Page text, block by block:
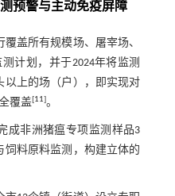
预警与主动免疫屏障
盖所有规模场、屠宰场、
计划，并于2024年将监测
以上的场（户），即实现对
覆盖[11]。
成非洲猪瘟专项监测样品3
饲料原料监测，构建立体的